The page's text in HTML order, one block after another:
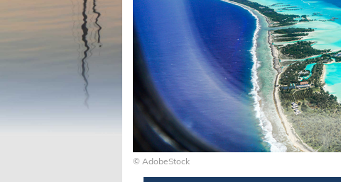
© AdobeStock